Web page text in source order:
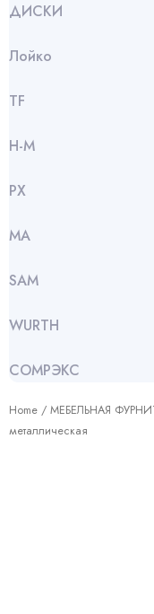
ДИСКИ
Лойко
TF
Н-М
РХ
МА
SАМ
WURTH
СОМРЭКС
Home / МЕБЕЛЬНАЯ
металлическая